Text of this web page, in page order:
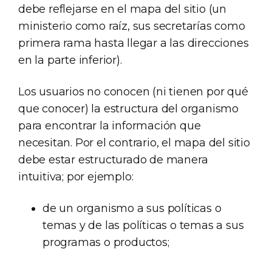
debe reflejarse en el mapa del sitio (un
ministerio como raíz, sus secretarías como
primera rama hasta llegar a las direcciones
en la parte inferior).
Los usuarios no conocen (ni tienen por qué
que conocer) la estructura del organismo
para encontrar la información que
necesitan. Por el contrario, el mapa del sitio
debe estar estructurado de manera
intuitiva; por ejemplo:
de un organismo a sus políticas o
temas y de las políticas o temas a sus
programas o productos;